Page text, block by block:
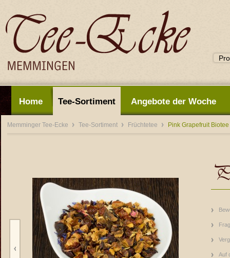
Home Tee-Sortiment Angebote der Woche
Memminger Tee-Ecke Tee-Sortiment Früchtetee Pink Grapefruit Biotee
Auf